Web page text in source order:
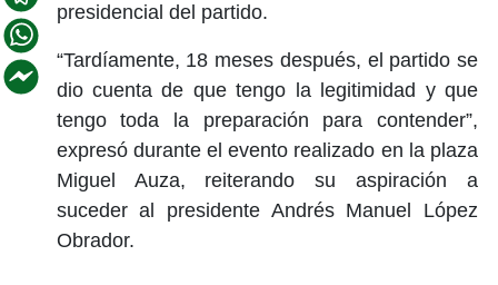
presidencial del partido.
“Tardíamente, 18 meses después, el partido se
dio cuenta de que tengo la legitimidad y que
tengo toda la preparación para contender”,
expresó durante el evento realizado en la plaza
Miguel Auza, reiterando su aspiración a
suceder al presidente Andrés Manuel López
Obrador.